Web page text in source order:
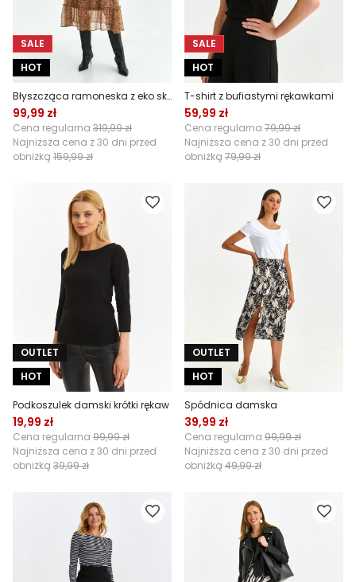
SALE
HOT
Błyszcząca ramoneska z eko skóry
99,99 zł
Cena regularna 319,99 zł
Najniższa cena z 30 dni przed
obniżką 159,99 zł
SALE
HOT
T-shirt z bufiastymi rękawkami
59,99 zł
Cena regularna 79,99 zł
Najniższa cena z 30 dni przed
obniżką 79,99 zł
OUTLET
HOT
Podkoszulek damski krótki rękaw
19,99 zł
Cena regularna 99,99 zł
Najniższa cena z 30 dni przed
obniżką 39,99 zł
OUTLET
HOT
Spódnica damska
39,99 zł
Cena regularna 99,99 zł
Najniższa cena z 30 dni przed
obniżką 49,99 zł